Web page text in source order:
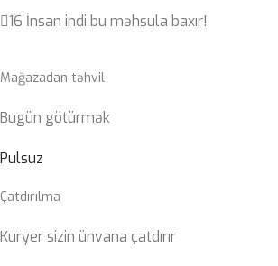
16 İnsan indi bu məhsula baxır!
Mağazadan təhvil
Bugün götürmək
Pulsuz
Çatdırılma
Kuryer sizin ünvana çatdırır